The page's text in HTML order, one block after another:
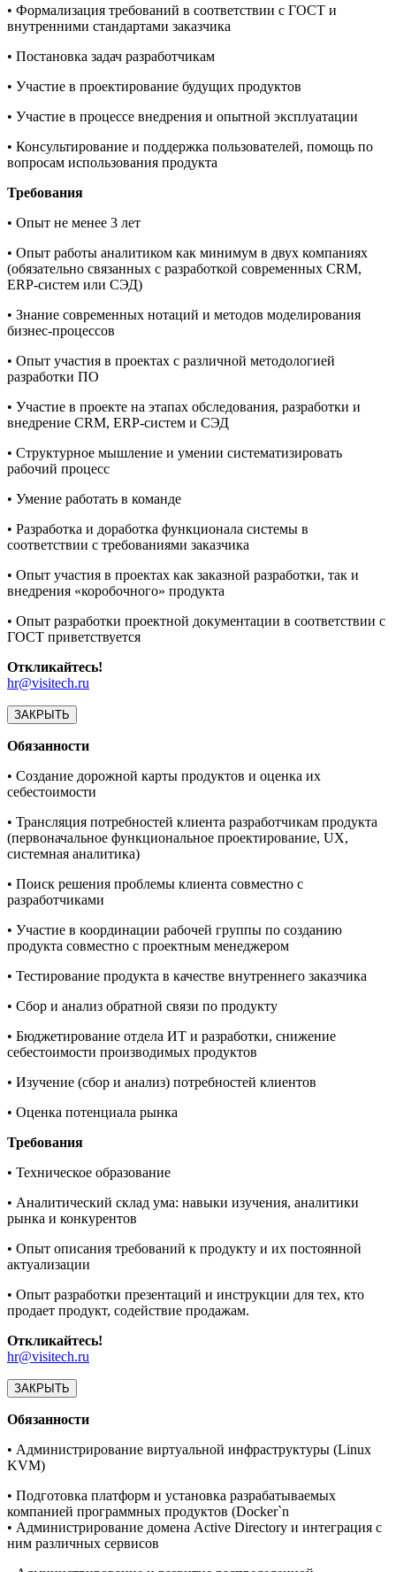
• Формализация требований в соответствии с ГОСТ и
внутренними стандартами заказчика
• Постановка задач разработчикам
• Участие в проектирование будущих продуктов
• Участие в процессе внедрения и опытной эксплуатации
• Консультирование и поддержка пользователей, помощь по
вопросам использования продукта
Требования
• Опыт не менее 3 лет
• Опыт работы аналитиком как минимум в двух компаниях
(обязательно связанных с разработкой современных CRM,
ERP-систем или СЭД)
• Знание современных нотаций и методов моделирования
бизнес-процессов
• Опыт участия в проектах с различной методологией
разработки ПО
• Участие в проекте на этапах обследования, разработки и
внедрение CRM, ERP-систем и СЭД
• Структурное мышление и умении систематизировать
рабочий процесс
• Умение работать в команде
• Разработка и доработка функционала системы в
соответствии с требованиями заказчика
• Опыт участия в проектах как заказной разработки, так и
внедрения «коробочного» продукта
• Опыт разработки проектной документации в соответствии с
ГОСТ приветствуется
Откликайтесь!
hr@visitech.ru
ЗАКРЫТЬ
Обязанности
• Создание дорожной карты продуктов и оценка их
себестоимости
• Трансляция потребностей клиента разработчикам продукта
(первоначальное функциональное проектирование, UX,
системная аналитика)
• Поиск решения проблемы клиента совместно с
разработчиками
• Участие в координации рабочей группы по созданию
продукта совместно с проектным менеджером
• Тестирование продукта в качестве внутреннего заказчика
• Сбор и анализ обратной связи по продукту
• Бюджетирование отдела ИТ и разработки, снижение
себестоимости производимых продуктов
• Изучение (сбор и анализ) потребностей клиентов
• Оценка потенциала рынка
Требования
• Техническое образование
• Аналитический склад ума: навыки изучения, аналитики
рынка и конкурентов
• Опыт описания требований к продукту и их постоянной
актуализации
• Опыт разработки презентаций и инструкции для тех, кто
продает продукт, содействие продажам.
Откликайтесь!
hr@visitech.ru
ЗАКРЫТЬ
Обязанности
• Администрирование виртуальной инфраструктуры (Linux
KVM)
• Подготовка платформ и установка разрабатываемых
компанией программных продуктов (Docker`n
• Администрирование домена Active Directory и интеграция с
ним различных сервисов